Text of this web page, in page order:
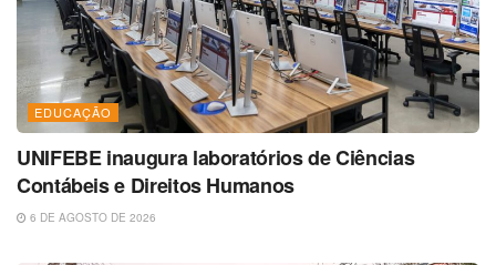
EDUCAÇÃO
UNIFEBE inaugura laboratórios de Ciências
Contábeis e Direitos Humanos
6 DE AGOSTO DE 2026